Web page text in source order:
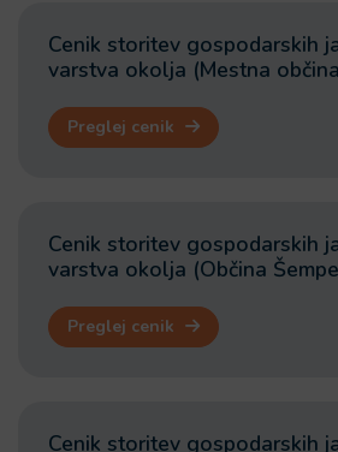
Cenik storitev gospodarskih
varstva okolja (Mestna
Preglej cenik
Cenik storitev gospodarskih
varstva okolja (Občina
Preglej cenik
Cenik storitev gospodarskih